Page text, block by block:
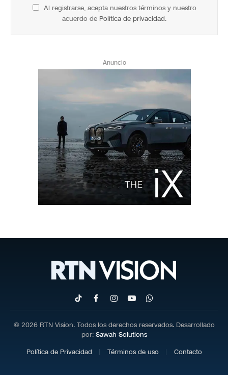
Al registrarse, acepta nuestros términos y nuestro
acuerdo de Política de privacidad.
Anuncio
TikTokFacebookInstagram
YouTubeWhatsApp
© 2026 RTN Vision. Todos los derechos reservados. Desarrollado
por: Sawah Solutions
Política de Privacidad
Términos de uso Contacto